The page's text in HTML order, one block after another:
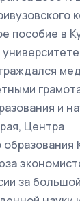
пособие в
и
Центра
за